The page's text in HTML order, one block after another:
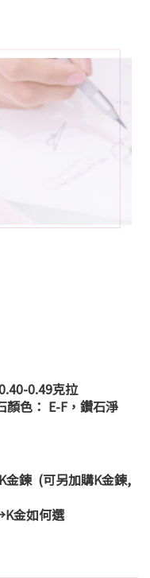
0.49克拉
顏色： E-F，鑽石淨
金鍊 (可另加購K金鍊,
K金如何選